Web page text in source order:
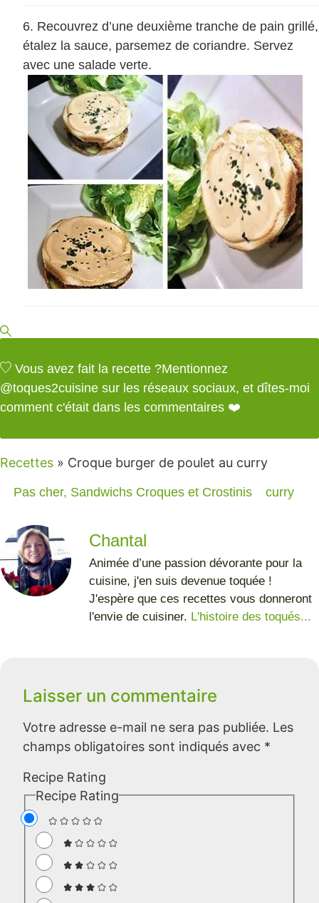
Recouvrez d’une deuxième tranche de pain grillé,
étalez la sauce, parsemez de coriandre. Servez
avec une salade verte.
Vous avez fait la recette ?Mentionnez
@toques2cuisine sur les réseaux sociaux, et dîtes-moi
comment c'était dans les commentaires ❤️
Recettes » Croque burger de poulet au curry
Pas cher, Sandwichs Croques et Crostinis curry
Chantal
Animée d’une passion dévorante pour la
cuisine, j'en suis devenue toquée !
J'espère que ces recettes vous donneront
l'envie de cuisiner. L'histoire des toqués...
Laisser un commentaire
Votre adresse e-mail ne sera pas publiée. Les
champs obligatoires sont indiqués avec *
Recipe Rating
Recipe Rating